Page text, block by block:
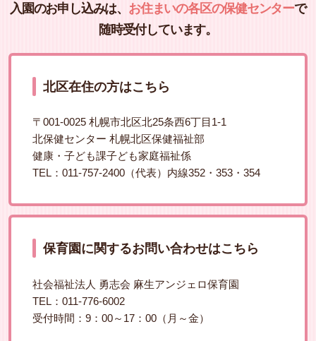
入園のお申し込みは、 お住まいの各区の保健センターで
随時受付しています。
北区在住の方はこちら
〒001‑0025 札幌市北区北25条西6丁目1-1
北保健センター 札幌北区保健福祉部
健康・子ども課子ども家庭福祉係
TEL：011-757-2400（代表）内線352・353・354
保育園に関するお問い合わせはこちら
社会福祉法人 勇志会 麻生アンジェロ保育園
TEL：011-776-6002
受付時間：9：00～17：00（月～金）